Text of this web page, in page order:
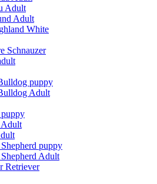
Adult
Adult
White
Schnauzer
puppy
Adult
puppy
Adult
Retriever